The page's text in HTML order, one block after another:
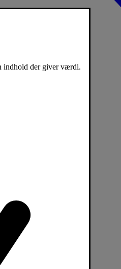
indhold der giver værdi.